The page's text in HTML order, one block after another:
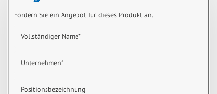
Fordern Sie ein Angebot für dieses Produkt an.
Vollständiger Name*
Unternehmen*
Positionsbezeichnung